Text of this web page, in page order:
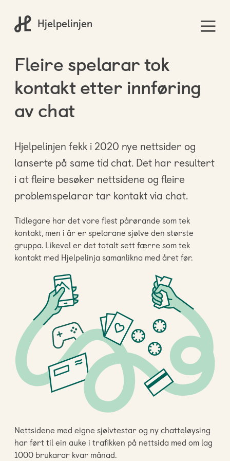
Hjelpelinjen
Fleire spelarar tok
kontakt etter innføring
av chat
Hjelpelinjen fekk i 2020 nye nettsider og
lanserte på same tid chat. Det har resultert
i at fleire besøker nettsidene og fleire
problemspelarar tar kontakt via chat.
Tidlegare har det vore flest pårørande som tek
kontakt, men i år er spelarane sjølve den største
gruppa. Likevel er det totalt sett færre som tek
kontakt med Hjelpelinja samanlikna med året før.
Nettsidene med eigne sjølvtestar og ny chatteløysing
har ført til ein auke i trafikken på nettsida med om lag
1000 brukarar kvar månad.